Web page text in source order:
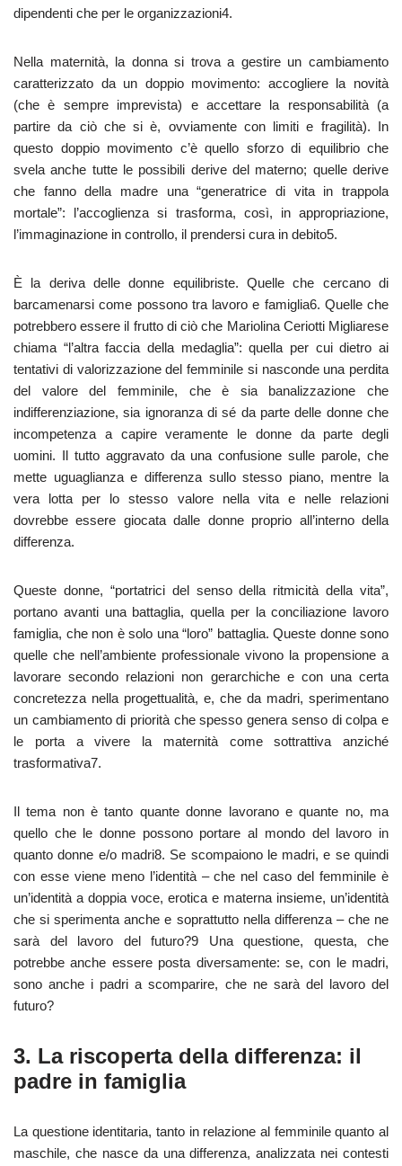
dipendenti che per le organizzazioni4.
Nella maternità, la donna si trova a gestire un cambiamento
caratterizzato da un doppio movimento: accogliere la novità
(che è sempre imprevista) e accettare la responsabilità (a
partire da ciò che si è, ovviamente con limiti e fragilità). In
questo doppio movimento c’è quello sforzo di equilibrio che
svela anche tutte le possibili derive del materno; quelle derive
che fanno della madre una “generatrice di vita in trappola
mortale”: l’accoglienza si trasforma, così, in appropriazione,
l’immaginazione in controllo, il prendersi cura in debito5.
È la deriva delle donne equilibriste. Quelle che cercano di
barcamenarsi come possono tra lavoro e famiglia6. Quelle che
potrebbero essere il frutto di ciò che Mariolina Ceriotti Migliarese
chiama “l’altra faccia della medaglia”: quella per cui dietro ai
tentativi di valorizzazione del femminile si nasconde una perdita
del valore del femminile, che è sia banalizzazione che
indifferenziazione, sia ignoranza di sé da parte delle donne che
incompetenza a capire veramente le donne da parte degli
uomini. Il tutto aggravato da una confusione sulle parole, che
mette uguaglianza e differenza sullo stesso piano, mentre la
vera lotta per lo stesso valore nella vita e nelle relazioni
dovrebbe essere giocata dalle donne proprio all’interno della
differenza.
Queste donne, “portatrici del senso della ritmicità della vita”,
portano avanti una battaglia, quella per la conciliazione lavoro
famiglia, che non è solo una “loro” battaglia. Queste donne sono
quelle che nell’ambiente professionale vivono la propensione a
lavorare secondo relazioni non gerarchiche e con una certa
concretezza nella progettualità, e, che da madri, sperimentano
un cambiamento di priorità che spesso genera senso di colpa e
le porta a vivere la maternità come sottrattiva anziché
trasformativa7.
Il tema non è tanto quante donne lavorano e quante no, ma
quello che le donne possono portare al mondo del lavoro in
quanto donne e/o madri8. Se scompaiono le madri, e se quindi
con esse viene meno l’identità – che nel caso del femminile è
un’identità a doppia voce, erotica e materna insieme, un’identità
che si sperimenta anche e soprattutto nella differenza – che ne
sarà del lavoro del futuro?9 Una questione, questa, che
potrebbe anche essere posta diversamente: se, con le madri,
sono anche i padri a scomparire, che ne sarà del lavoro del
futuro?
3. La riscoperta della differenza: il
padre in famiglia
La questione identitaria, tanto in relazione al femminile quanto al
maschile, che nasce da una differenza, analizzata nei contesti